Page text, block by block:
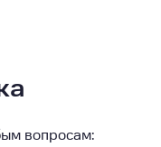
вопросам: